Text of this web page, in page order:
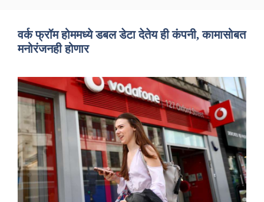
वर्क फ्रॉम होममध्ये डबल डेटा देतेय ही कंपनी, कामासोबत
मनोरंजनही होणार